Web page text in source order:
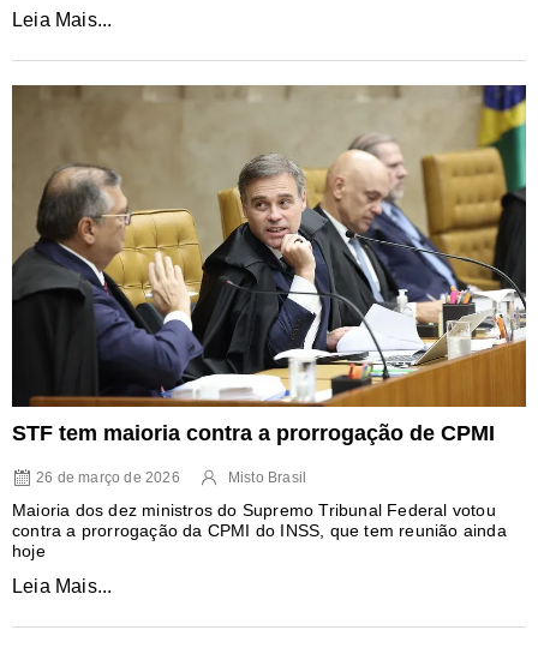
Leia Mais...
STF tem maioria contra a prorrogação de CPMI
26 de março de 2026 Misto Brasil
Maioria dos dez ministros do Supremo Tribunal Federal votou
contra a prorrogação da CPMI do INSS, que tem reunião ainda
hoje
Leia Mais...